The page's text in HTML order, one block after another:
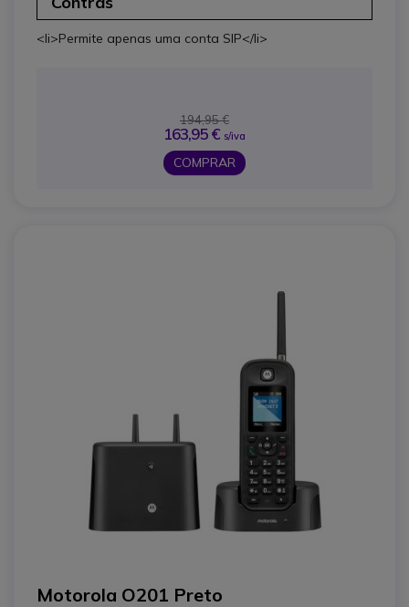
<li>Permite apenas uma conta SIP</li>
194,95 €
163,95 € s/iva
COMPRAR
Motorola O201 Preto